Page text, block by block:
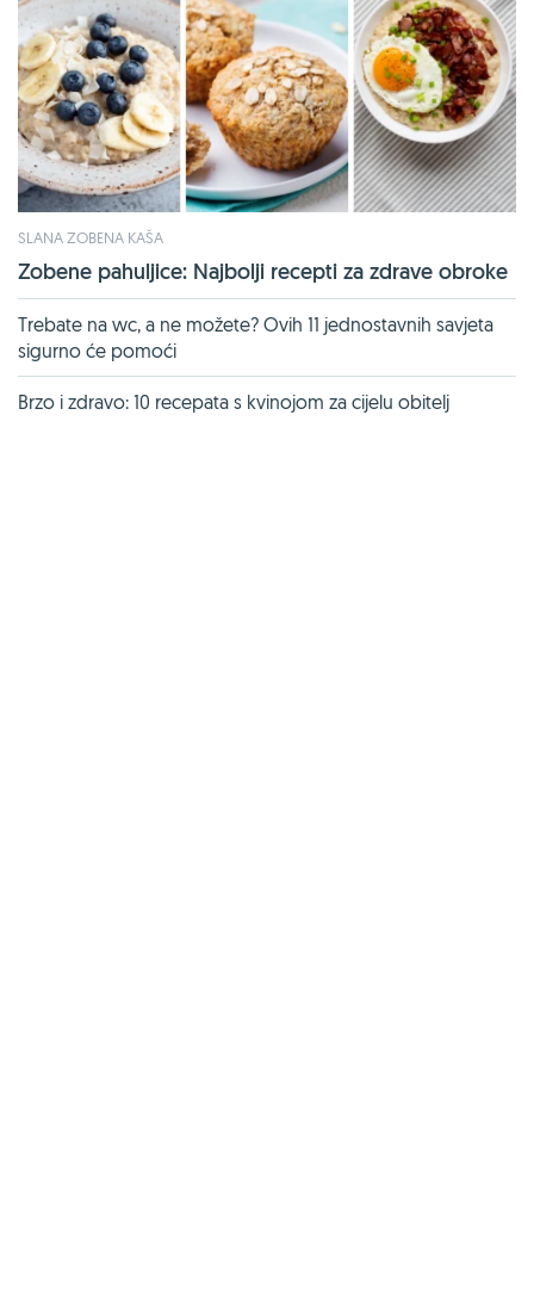
SLANA ZOBENA KAŠA
Zobene pahuljice: Najbolji recepti za zdrave obroke
Trebate na wc, a ne možete? Ovih 11 jednostavnih savjeta
sigurno će pomoći
Brzo i zdravo: 10 recepata s kvinojom za cijelu obitelj